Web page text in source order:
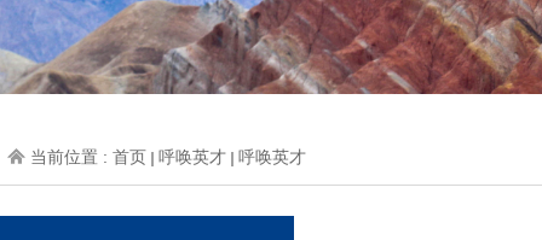
组织机构
师资力量
学院院刊
党委会议纪要
党政联席会议纪要
人力资源会议纪要
办事指南
人才招聘
年度考核
下载专区
通知
科研
地科
当前位置 : 首页 呼唤英才 呼唤英才